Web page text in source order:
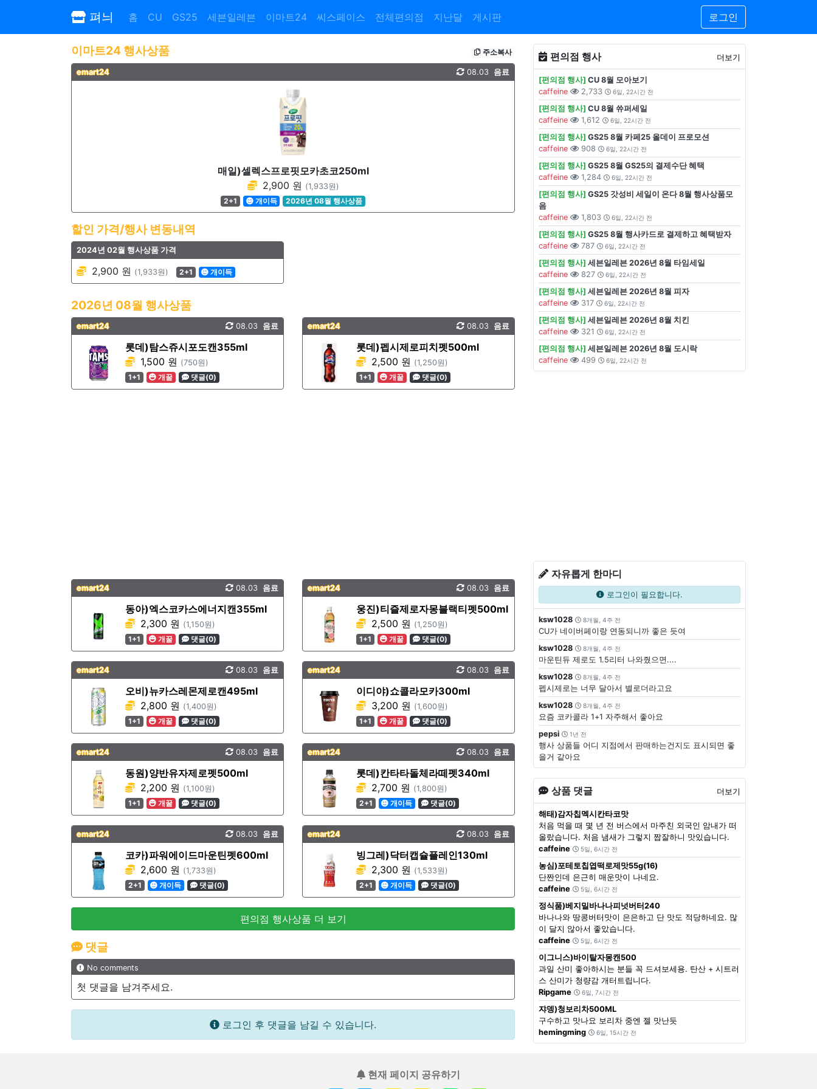
펴늬 홈 CU GS25 세븐일레븐 이마트24 씨스페이스 전체편의점 지난달 게시판 로그인
이마트24 행사상품 주소복사
emart24 음료
08.03
매일)셀렉스프로핏모카초코250ml
2,900 원 (1,933원)
2+1
개이득 2026년 08월 행사상품
할인 가격/행사 변동내역
2024년 02월 행사상품 가격
2,900 원 (1,933원) 2+1 개이득
2026년 08월 행사상품
emart24 음료
08.03
롯데)탐스쥬시포도캔355ml
1,500 원 (750원)
1+1
개꿀 댓글(0)
emart24 음료
08.03
롯데)펩시제로피치펫500ml
2,500 원 (1,250원)
1+1
개꿀 댓글(0)
emart24 음료
08.03
동아)엑스코카스에너지캔355ml
2,300 원 (1,150원)
1+1
개꿀 댓글(0)
emart24 음료
08.03
웅진)티즐제로자몽블랙티펫500ml
2,500 원 (1,250원)
1+1
개꿀 댓글(0)
emart24 음료
08.03
오비)뉴카스레몬제로캔495ml
2,800 원 (1,400원)
1+1
개꿀 댓글(0)
emart24 음료
08.03
이디야)쇼콜라모카300ml
3,200 원 (1,600원)
1+1
개꿀 댓글(0)
emart24 음료
08.03
동원)양반유자제로펫500ml
2,200 원 (1,100원)
1+1
개꿀 댓글(0)
emart24 음료
08.03
롯데)칸타타돌체라떼펫340ml
2,700 원 (1,800원)
2+1
개이득 댓글(0)
emart24 음료
08.03
코카)파워에이드마운틴펫600ml
2,600 원 (1,733원)
2+1
개이득 댓글(0)
emart24 음료
08.03
빙그레)닥터캡슐플레인130ml
2,300 원 (1,533원)
2+1
개이득 댓글(0)
편의점 행사상품 더 보기
댓글
No comments
첫 댓글을 남겨주세요.
로그인 후 댓글을 남길 수 있습니다.
편의점 행사 더보기
[편의점 행사] CU 8월 모아보기
caffeine
2,733 6일, 22시간 전
[편의점 행사] CU 8월 쓔퍼세일
caffeine
1,612 6일, 22시간 전
[편의점 행사] GS25 8월 카페25 올데이 프로모션
caffeine
908 6일, 22시간 전
[편의점 행사] GS25 8월 GS25의 결제수단 혜택
caffeine
1,284 6일, 22시간 전
[편의점 행사] GS25 갓성비 세일이 온다 8월 행사상품모
음
caffeine
1,803 6일, 22시간 전
[편의점 행사] GS25 8월 행사카드로 결제하고 혜택받자
caffeine
787 6일, 22시간 전
[편의점 행사] 세븐일레븐 2026년 8월 타임세일
caffeine
827 6일, 22시간 전
[편의점 행사] 세븐일레븐 2026년 8월 피자
caffeine
317 6일, 22시간 전
[편의점 행사] 세븐일레븐 2026년 8월 치킨
caffeine
321 6일, 22시간 전
[편의점 행사] 세븐일레븐 2026년 8월 도시락
caffeine
499 6일, 22시간 전
자유롭게 한마디
로그인이 필요합니다.
ksw1028 8개월, 4주 전
CU가 네이버페이랑 연동되니까 좋은 듯여
ksw1028
8개월, 4주 전
마운틴듀 제로도 1.5리터 나와줬으면....
ksw1028
8개월, 4주 전
펩시제로는 너무 달아서 별로더라고요
ksw1028
8개월, 4주 전
요즘 코카콜라 1+1 자주해서 좋아요
pepsi
1년 전
행사 상품들 어디 지점에서 판매하는건지도 표시되면 좋
을거 같아요
상품 댓글 더보기
해태)감자칩멕시칸타코맛
처음 먹을 때 몇 년 전 버스에서 마주친 외국인 암내가 떠
올랐습니다. 처음 냄새가 그렇지 짭잘하니 맛있습니다.
caffeine
5일, 6시간 전
농심)포테토칩엽떡로제맛55g(16)
단짠인데 은근히 매운맛이 나네요.
caffeine
5일, 6시간 전
정식품)베지밀바나나피넛버터240
바나나와 땅콩버터맛이 은은하고 단 맛도 적당하네요. 많
이 달지 않아서 좋았습니다.
caffeine
5일, 6시간 전
이그니스)바이탈자몽캔500
과일 산미 좋아하시는 분들 꼭 드셔보세용. 탄산 + 시트러
스 산미가 청량감 개터트립니다.
Ripgame
6일, 7시간 전
쟈뎅)청보리차500ML
구수하고 맛나요 보리차 중엔 젤 맛난듯
hemingming
6일, 15시간 전
현재 페이지 공유하기